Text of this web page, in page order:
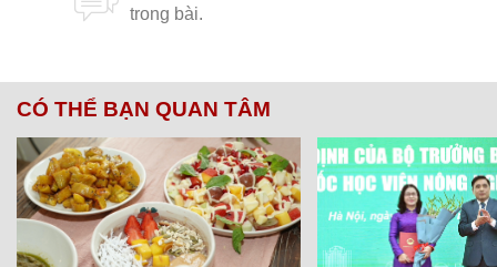
CÓ THỂ BẠN QUAN TÂM